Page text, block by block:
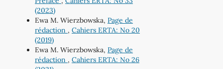
(2023)
Ewa M. Wierzbowska, Page de
rédaction , Cahiers ERTA: No 20
(2019)
Ewa M. Wierzbowska, Page de
rédaction , Cahiers ERTA: No 26